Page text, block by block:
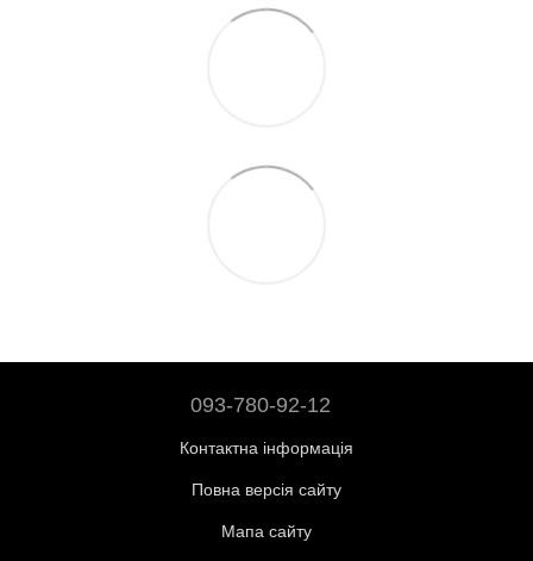
093-780-92-12
Контактна інформація
Повна версія сайту
Мапа сайту